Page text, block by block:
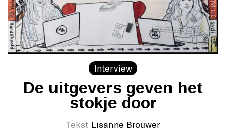
Interview
De uitgevers geven het
stokje door
Tekst Lisanne Brouwer